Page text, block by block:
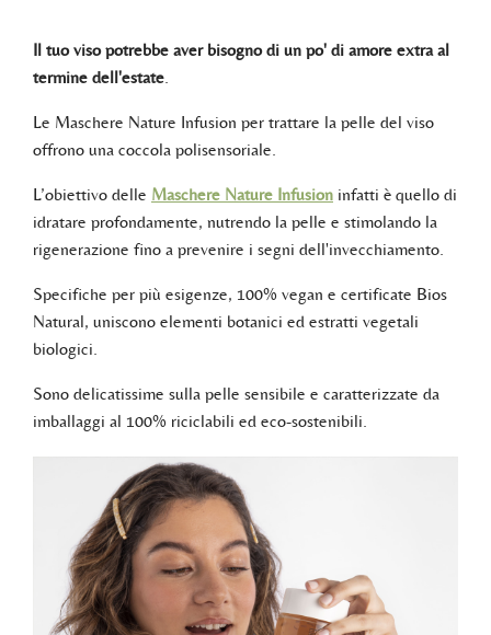
Il tuo viso potrebbe aver bisogno di un po' di amore extra al
termine dell'estate
Le Maschere Nature Infusion per trattare la pelle del viso
offrono una coccola polisensoriale.
L’obiettivo delle Maschere Nature Infusion infatti è quello di
idratare profondamente, nutrendo la pelle e stimolando la
rigenerazione fino a prevenire i segni dell'invecchiamento.
Specifiche per più esigenze, 100% vegan e certificate Bios
Natural, uniscono elementi botanici ed estratti vegetali
biologici.
Sono delicatissime sulla pelle sensibile e caratterizzate da
imballaggi al 100% riciclabili ed eco-sostenibili.